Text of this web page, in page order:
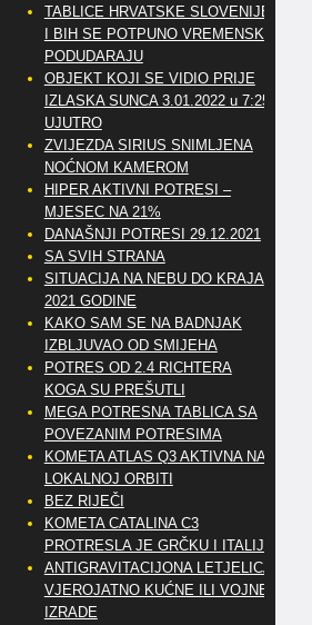
TABLICE HRVATSKE SLOVENIJE
I BIH SE POTPUNO VREMENSKI
PODUDARAJU
OBJEKT KOJI SE VIDIO PRIJE
IZLASKA SUNCA 3.01.2022 u 7:25
UJUTRO
ZVIJEZDA SIRIUS SNIMLJENA
NOĆNOM KAMEROM
HIPER AKTIVNI POTRESI –
MJESEC NA 21%
DANAŠNJI POTRESI 29.12.2021
SA SVIH STRANA
SITUACIJA NA NEBU DO KRAJA
2021 GODINE
KAKO SAM SE NA BADNJAK
IZBLJUVAO OD SMIJEHA
POTRES OD 2.4 RICHTERA
KOGA SU PREŠUTLI
MEGA POTRESNA TABLICA SA
POVEZANIM POTRESIMA
KOMETA ATLAS Q3 AKTIVNA NA
LOKALNOJ ORBITI
BEZ RIJEČI
KOMETA CATALINA C3
PROTRESLA JE GRČKU I ITALIJU
ANTIGRAVITACIJONA LETJELICA
VJEROJATNO KUĆNE ILI VOJNE
IZRADE